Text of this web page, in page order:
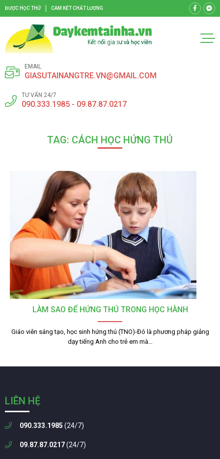
ĐƯỢC HỌC THỬ CAM KẾT CHẤT LƯỢNG
EMAIL
GIASUTAINANGTRE.VN@GMAIL.COM
TƯ VẤN 24/7
090.333.1985 - 09.87.87.0217
TAG: CÁCH HỌC HỨNG THÚ
LÀM SAO ĐỂ HỨNG THÚ TRONG HỌC HÀNH
Giáo viên sáng tạo, học sinh hứng thú (TNO)-Đó là phương pháp giảng
dạy tiếng Anh cho trẻ em mà…
LIÊN HỆ
090.333.1985 (24/7)
09.87.87.0217(24/7)